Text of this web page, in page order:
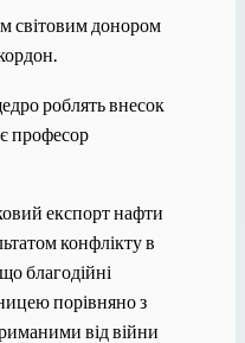
світовим донором
роблять внесок
професор
експорт нафти
конфлікту в
благодійні
порівняно з
від війни